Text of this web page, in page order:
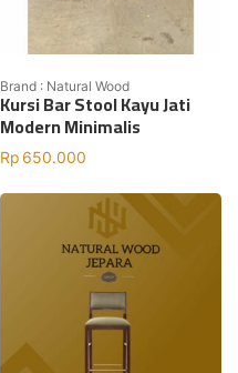
Brand : Natural Wood
Kursi Bar Stool Kayu Jati
Modern Minimalis
Rp 650.000